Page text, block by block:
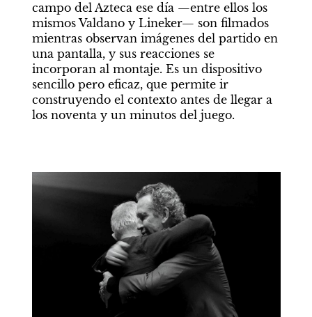
campo del Azteca ese día —entre ellos los
mismos Valdano y Lineker— son filmados
mientras observan imágenes del partido en
una pantalla, y sus reacciones se
incorporan al montaje. Es un dispositivo
sencillo pero eficaz, que permite ir
construyendo el contexto antes de llegar a
los noventa y un minutos del juego.